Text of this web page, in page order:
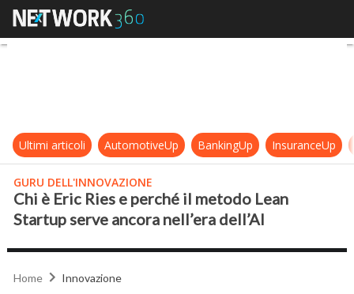
Chi è Eric Ries e perché il metodo
Ultimi articoli AutomotiveUp BankingUp InsuranceUp
GURU DELL'INNOVAZIONE
Chi è Eric Ries e perché il metodo Lean
Startup serve ancora nell’era dell’AI
Home Innovazione